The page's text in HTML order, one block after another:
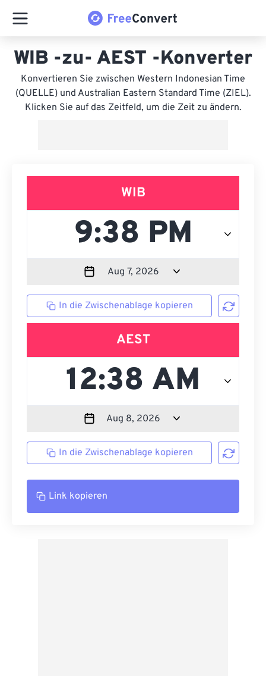
WIB -zu- AEST -Konverter
Konvertieren Sie zwischen Western Indonesian Time
(QUELLE) und Australian Eastern Standard Time (ZIEL).
Klicken Sie auf das Zeitfeld, um die Zeit zu ändern.
WIB
In die Zwischenablage kopieren
AEST
In die Zwischenablage kopieren
Link kopieren